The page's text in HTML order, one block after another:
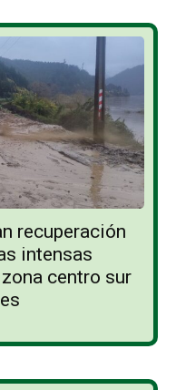
recuperación
intensas
centro sur